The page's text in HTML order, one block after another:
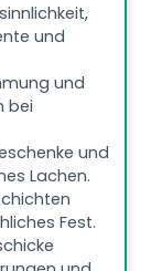
und
und
bei
und
Lachen.
Fest.